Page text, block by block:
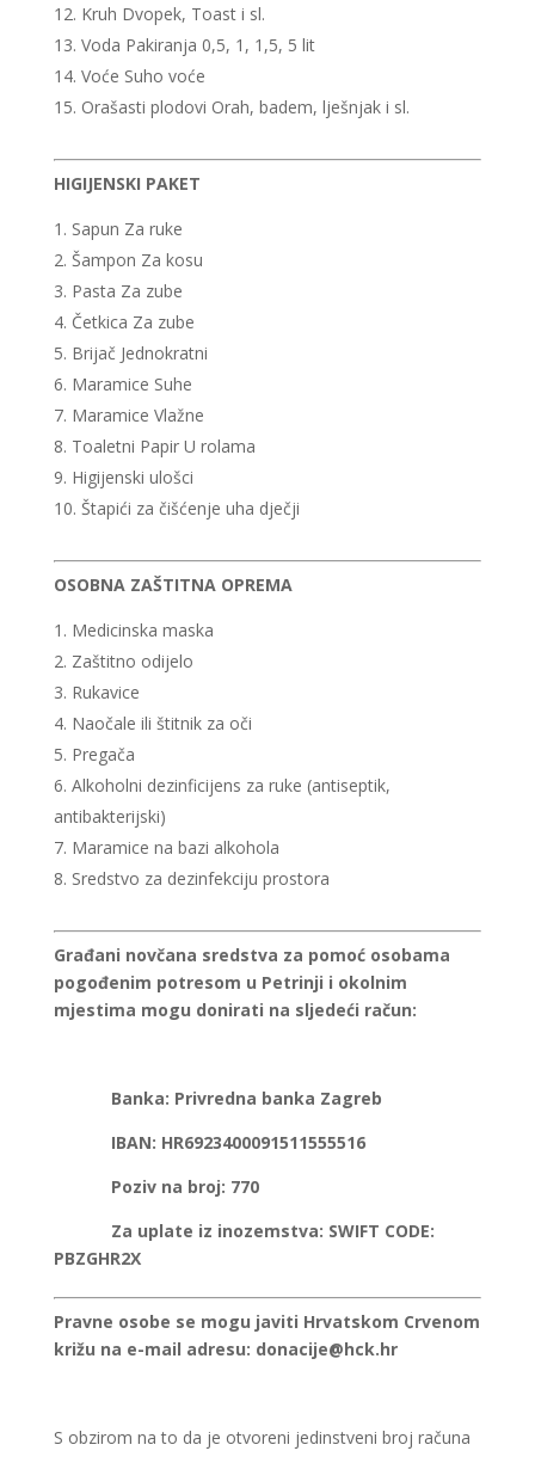
Kruh Dvopek, Toast i sl.
Voda Pakiranja 0,5, 1, 1,5, 5 lit
Voće Suho voće
Orašasti plodovi Orah, badem, lješnjak i sl.
HIGIJENSKI PAKET
Sapun Za ruke
Šampon Za kosu
Pasta Za zube
Četkica Za zube
Brijač Jednokratni
Maramice Suhe
Maramice Vlažne
Toaletni Papir U rolama
Higijenski ulošci
Štapići za čišćenje uha dječji
OSOBNA ZAŠTITNA OPREMA
Medicinska maska
Zaštitno odijelo
Rukavice
Naočale ili štitnik za oči
Pregača
Alkoholni dezinficijens za ruke (antiseptik,
antibakterijski)
Maramice na bazi alkohola
Sredstvo za dezinfekciju prostora
Građani novčana sredstva za pomoć osobama
pogođenim potresom u Petrinji i okolnim
mjestima mogu donirati na sljedeći račun:
Banka: Privredna banka Zagreb
IBAN: HR6923400091511555516
Poziv na broj: 770
Za uplate iz inozemstva: SWIFT CODE:
PBZGHR2X
Pravne osobe se mogu javiti Hrvatskom Crvenom
križu na e-mail adresu: donacije@hck.hr
S obzirom na to da je otvoreni jedinstveni broj računa